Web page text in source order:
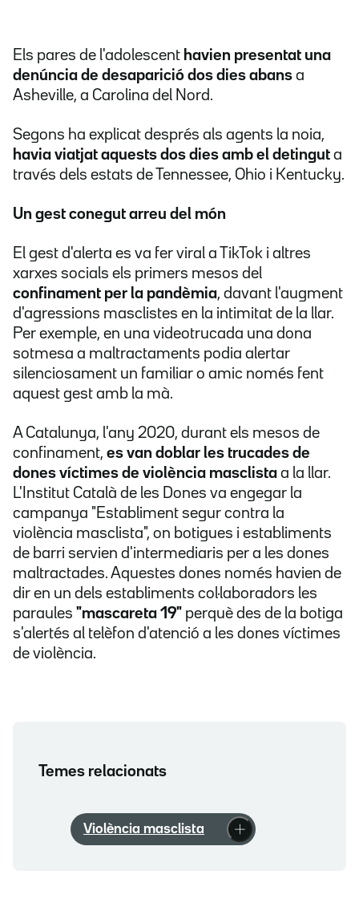
Els pares de l'adolescent havien presentat una
denúncia de desaparició dos dies abans a
Asheville, a Carolina del Nord.
Segons ha explicat després als agents la noia,
havia viatjat aquests dos dies amb el detingut a
través dels estats de Tennessee, Ohio i Kentucky.
Un gest conegut arreu del món
El gest d'alerta es va fer viral a TikTok i altres
xarxes socials els primers mesos del
confinament per la pandèmia, davant l'augment
d'agressions masclistes en la intimitat de la llar.
Per exemple, en una videotrucada una dona
sotmesa a maltractaments podia alertar
silenciosament un familiar o amic només fent
aquest gest amb la mà.
A Catalunya, l'any 2020, durant els mesos de
confinament, es van doblar les trucades de
dones víctimes de violència masclista a la llar.
L'Institut Català de les Dones va engegar la
campanya "Establiment segur contra la
violència masclista", on botigues i establiments
de barri servien d'intermediaris per a les dones
maltractades. Aquestes dones només havien de
dir en un dels establiments col·laboradors les
paraules "mascareta 19" perquè des de la botiga
s'alertés al telèfon d'atenció a les dones víctimes
de violència.
Temes relacionats
Violència masclista